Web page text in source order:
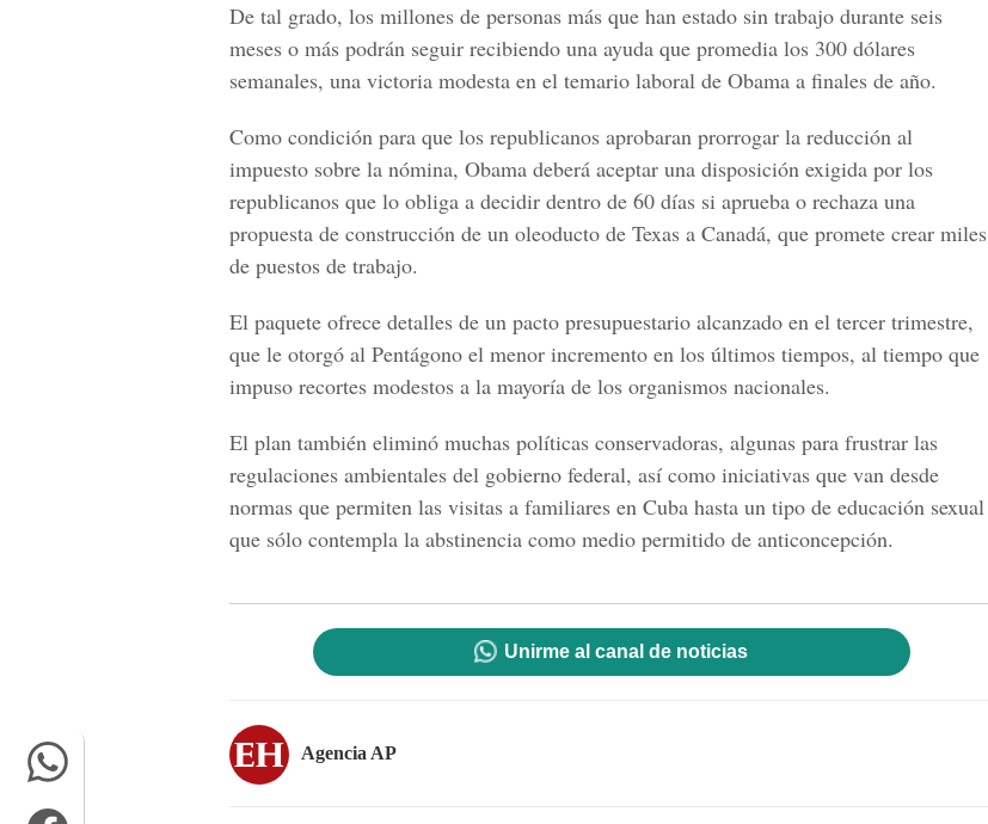
De tal grado, los millones de personas más que han estado sin trabajo durante seis
meses o más podrán seguir recibiendo una ayuda que promedia los 300 dólares
semanales, una victoria modesta en el temario laboral de Obama a finales de año.
Como condición para que los republicanos aprobaran prorrogar la reducción al
impuesto sobre la nómina, Obama deberá aceptar una disposición exigida por los
republicanos que lo obliga a decidir dentro de 60 días si aprueba o rechaza una
propuesta de construcción de un oleoducto de Texas a Canadá, que promete crear miles
de puestos de trabajo.
El paquete ofrece detalles de un pacto presupuestario alcanzado en el tercer trimestre,
que le otorgó al Pentágono el menor incremento en los últimos tiempos, al tiempo que
impuso recortes modestos a la mayoría de los organismos nacionales.
El plan también eliminó muchas políticas conservadoras, algunas para frustrar las
regulaciones ambientales del gobierno federal, así como iniciativas que van desde
normas que permiten las visitas a familiares en Cuba hasta un tipo de educación sexual
que sólo contempla la abstinencia como medio permitido de anticoncepción.
Unirme al canal de noticias
Agencia AP